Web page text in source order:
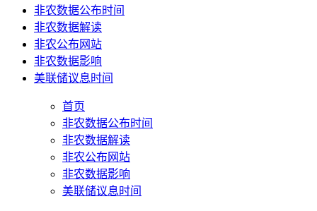
非农数据公布时间
非农数据解读
非农公布网站
非农数据影响
美联储议息时间
首页
非农数据公布时间
非农数据解读
非农公布网站
非农数据影响
美联储议息时间